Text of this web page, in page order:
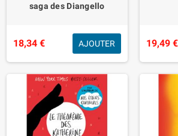
saga des Diangello
18,34 € AJOUTER 19,49 €